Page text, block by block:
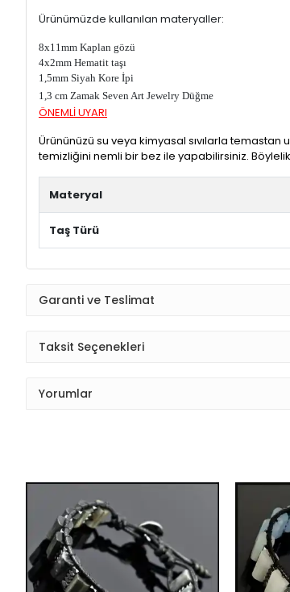
Ürünümüzde kullanılan materyaller:
8x11mm Kaplan gözü
4x2mm Hematit taşı
1,5mm Siyah Kore İpi
1,3 cm Zamak Seven Art Jewelry Düğme
ÖNEMLİ UYARI
Ürününüzü su veya kimyasal sıvılarla temastan
temizliğini nemli bir bez ile yapabilirsiniz.
Materyal
Taş Türü
Garanti ve Teslimat
Taksit Seçenekleri
Yorumlar